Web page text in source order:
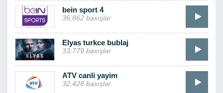
bein sport 4
36,862 baxışlar
Elyas turkce bublaj
33,779 baxışlar
ATV canli yayim
32,428 baxışlar